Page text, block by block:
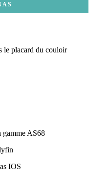
le placard du couloir
gamme AS68
IOS